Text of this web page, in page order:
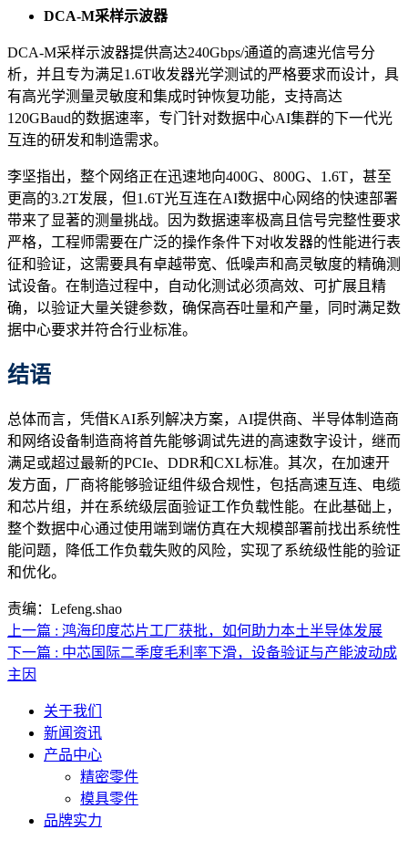
DCA-M采样示波器
DCA-M采样示波器提供高达240Gbps/通道的高速光信号分
析，并且专为满足1.6T收发器光学测试的严格要求而设计，具
有高光学测量灵敏度和集成时钟恢复功能，支持高达
120GBaud的数据速率，专门针对数据中心AI集群的下一代光
互连的研发和制造需求。
李坚指出，整个网络正在迅速地向400G、800G、1.6T，甚至
更高的3.2T发展，但1.6T光互连在AI数据中心网络的快速部署
带来了显著的测量挑战。因为数据速率极高且信号完整性要求
严格，工程师需要在广泛的操作条件下对收发器的性能进行表
征和验证，这需要具有卓越带宽、低噪声和高灵敏度的精确测
试设备。在制造过程中，自动化测试必须高效、可扩展且精
确，以验证大量关键参数，确保高吞吐量和产量，同时满足数
据中心要求并符合行业标准。
结语
总体而言，凭借KAI系列解决方案，AI提供商、半导体制造商
和网络设备制造商将首先能够调试先进的高速数字设计，继而
满足或超过最新的PCIe、DDR和CXL标准。其次，在加速开
发方面，厂商将能够验证组件级合规性，包括高速互连、电缆
和芯片组，并在系统级层面验证工作负载性能。在此基础上，
整个数据中心通过使用端到端仿真在大规模部署前找出系统性
能问题，降低工作负载失败的风险，实现了系统级性能的验证
和优化。
责编：Lefeng.shao
上一篇 : 鸿海印度芯片工厂获批，如何助力本土半导体发展
下一篇 : 中芯国际二季度毛利率下滑，设备验证与产能波动成
主因
关于我们
新闻资讯
产品中心
精密零件
模具零件
品牌实力